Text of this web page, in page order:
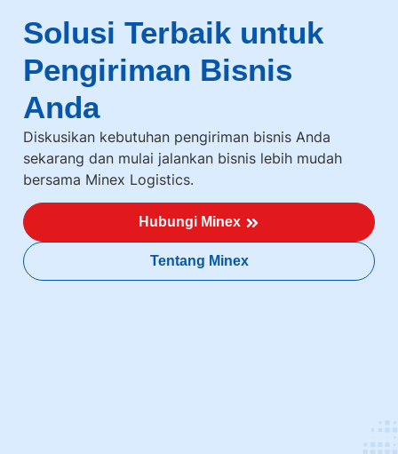
Solusi Terbaik untuk
Pengiriman Bisnis
Anda
Diskusikan kebutuhan pengiriman bisnis Anda
sekarang dan mulai jalankan bisnis lebih mudah
bersama Minex Logistics.
Hubungi Minex
Tentang Minex